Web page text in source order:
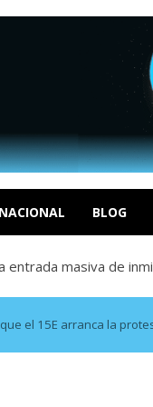
BLOG
I por la libertad
revisión de
según ONG
entrada masiva de
La tragedia de
I por la libertad
revisión de
según ONG
el 15E arranca la